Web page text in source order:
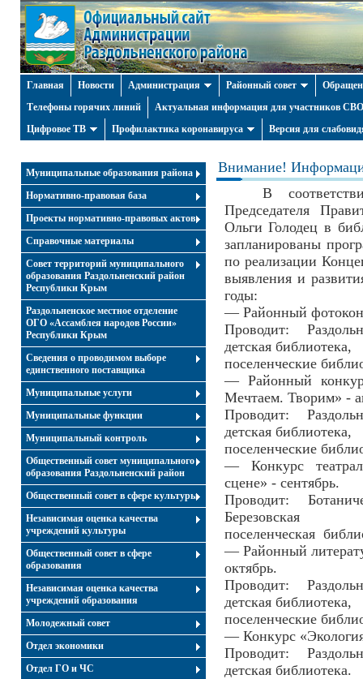
Главная Новости Администрация Районный совет
Телефоны горячих линий
Актуальная информация для участников СВО
Цифровое ТВ
Профилактика коронавируса Версия для
Муниципальные образования района
Нормативно-правовая база
Проекты нормативно-правовых актов
Справочные материалы
Совет территорий муниципального
образования Раздольненский район
Республики Крым
Раздольненское местное отделение
ОГО «Ассамблея народов России»
Республики Крым
Cведения о проводимом выборе
единственного поставщика
Муниципальные услуги
Муниципальные функции
Муниципальный контроль
Общественный совет муниципального
образования Раздольненский район
Общественный совет в сфере культуры
Независимая оценка качества
учреждений культуры
Общественный совет в сфере
образования
Независимая оценка качества
учреждений образования
Молодежный совет
Отдел экономики
Отдел ГО и ЧС
Внимание!
В
Председателя
Ольги Голодец в
запланированы
по реализации
выявления и
годы:
— Районный
Проводит:
детская библиотека,
поселенческие
— Районный
Мечтаем. Творим» -
Проводит:
детская библиотека,
поселенческие
— Конкурс
сцене» - сентябрь.
Проводит:
Березовская
поселенческая
— Районный
октябрь.
Проводит:
детская библиотека,
поселенческие
— Конкурс
Проводит:
детская библиотека.